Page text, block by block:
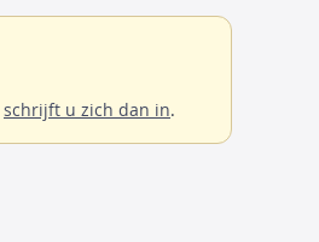
schrijft u zich dan in.